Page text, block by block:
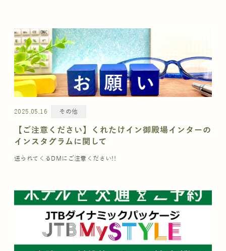
2025.05.16 その他
【ご注意ください】くれたけイン御殿場インターの
インスタグラムに関して
送られてくるDMにご注意ください!!